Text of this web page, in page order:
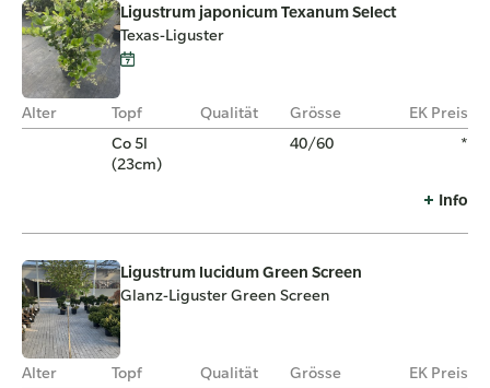
Ligustrum japonicum Texanum Select
Texas-Liguster
Alter Topf Qualität Grösse
EK Preis
Co 5l
(23cm)
40/60 *
Info
Ligustrum lucidum Green Screen
Glanz-Liguster Green Screen
Alter Topf Qualität Grösse
EK Preis